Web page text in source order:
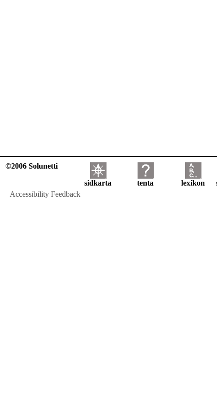
©2006 Solunetti
sidkarta tenta lexikon
Accessibility Feedback